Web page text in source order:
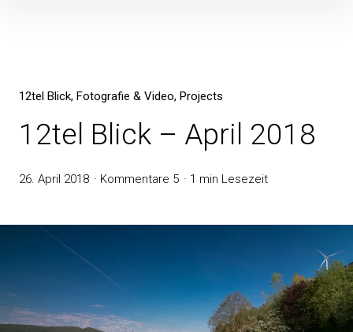
12tel Blick Fotografie & Video Projects
12tel Blick – April 2018
26. April 2018 Kommentare 5 1 min Lesezeit